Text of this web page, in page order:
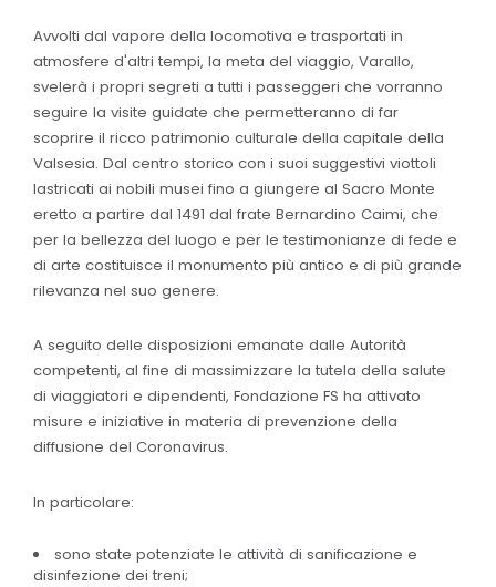
Avvolti dal vapore della locomotiva e trasportati in
atmosfere d'altri tempi, la meta del viaggio, Varallo,
svelerà i propri segreti a tutti i passeggeri che vorranno
seguire la visite guidate che permetteranno di far
scoprire il ricco patrimonio culturale della capitale della
Valsesia. Dal centro storico con i suoi suggestivi viottoli
lastricati ai nobili musei fino a giungere al Sacro Monte
eretto a partire dal 1491 dal frate Bernardino Caimi, che
per la bellezza del luogo e per le testimonianze di fede e
di arte costituisce il monumento più antico e di più grande
rilevanza nel suo genere.
A seguito delle disposizioni emanate dalle Autorità
competenti, al fine di massimizzare la tutela della salute
di viaggiatori e dipendenti, Fondazione FS ha attivato
misure e iniziative in materia di prevenzione della
diffusione del Coronavirus.
In particolare:
sono state potenziate le attività di sanificazione e
disinfezione dei treni;